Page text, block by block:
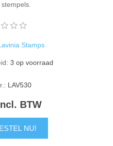
Stamps
3 op voorraad
LAV530
BTW
NU!